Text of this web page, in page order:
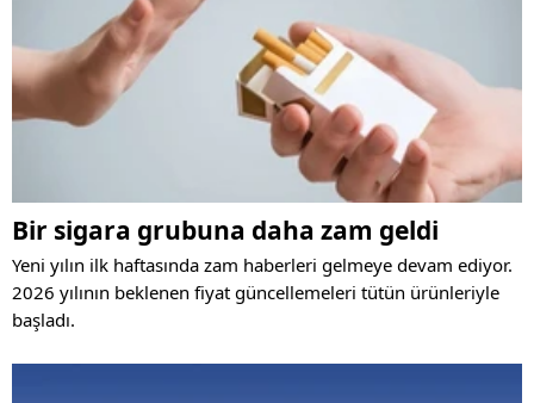
Bir sigara grubuna daha zam geldi
Yeni yılın ilk haftasında zam haberleri gelmeye devam ediyor.
2026 yılının beklenen fiyat güncellemeleri tütün ürünleriyle
başladı.